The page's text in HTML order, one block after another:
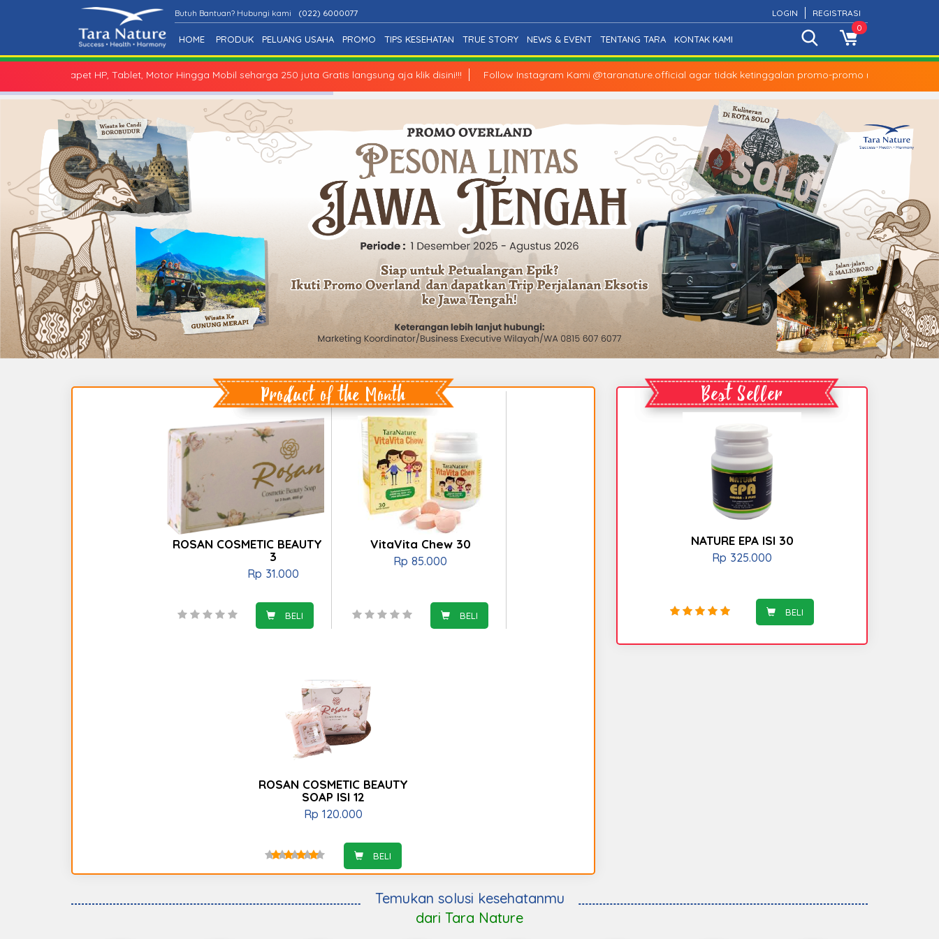
Butuh Bantuan? Hubungi kami (022) 6000077 REGISTRASI
LOGIN
HOME PRODUK PELUANG USAHA PROMO TIPS KESEHATAN TRUE STORY NEWS & EVENT TENTANG TARA KONTAK KAMI
0
Bisa dapet HP, Tablet, Motor Hingga Mobil seharga 250 juta Gratis langsung aja klik disini!!! Follow Instagram Kami @taranature.official agar tidak ketinggalan promo-promo menarik dari kami!
Product of the Month
BELI
ROSAN COSMETIC BEAUTY SOAP ISI
3
Rp 31.000
BELI
VitaVita Chew 30
Rp 85.000
BELI
ROSAN COSMETIC BEAUTY
SOAP ISI 12
Rp 120.000
Best Seller
BELI
NATURE EPA ISI 30
Rp 325.000
Temukan solusi kesehatanmu
dari Tara Nature